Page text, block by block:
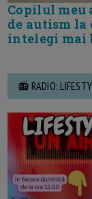
Copilul meu
de autism la
intelegi mai
📻 RADIO: